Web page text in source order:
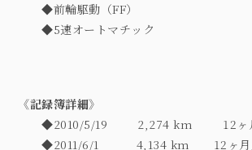
◆前輪駆動（FF）
◆5速オートマチック
《記録簿詳細》
◆2010/5/19
2,274 km 12
◆2011/6/1
4,134 km 12ヶ